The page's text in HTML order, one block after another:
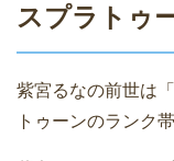
スプラトゥ
紫宮るなの前世は
トゥーンのランク